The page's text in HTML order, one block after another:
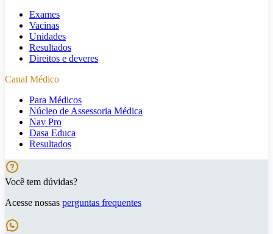
Exames
Vacinas
Unidades
Resultados
Direitos e deveres
Canal Médico
Para Médicos
Núcleo de Assessoria Médica
Nav Pro
Dasa Educa
Resultados
Você tem dúvidas?
Acesse nossas perguntas frequentes